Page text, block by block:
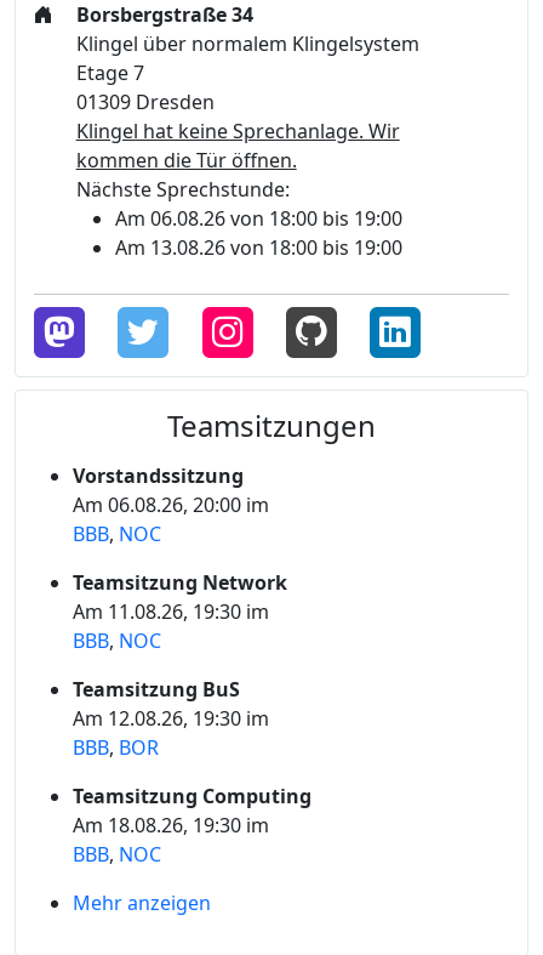
Borsbergstraße 34
Klingel über normalem Klingelsystem
Etage 7
01309 Dresden
Klingel hat keine Sprechanlage. Wir
kommen die Tür öffnen.
Nächste Sprechstunde:
Am 06.08.26 von 18:00 bis 19:00
Am 13.08.26 von 18:00 bis 19:00
Teamsitzungen
Vorstandssitzung
Am 06.08.26, 20:00 im
BBB, NOC
Teamsitzung Network
Am 11.08.26, 19:30 im
BBB, NOC
Teamsitzung BuS
Am 12.08.26, 19:30 im
BBB, BOR
Teamsitzung Computing
Am 18.08.26, 19:30 im
BBB, NOC
Mehr anzeigen